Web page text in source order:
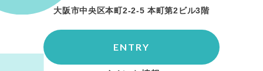
大阪市中央区本町2-2-5 本町第2ビル3階
ENTRY